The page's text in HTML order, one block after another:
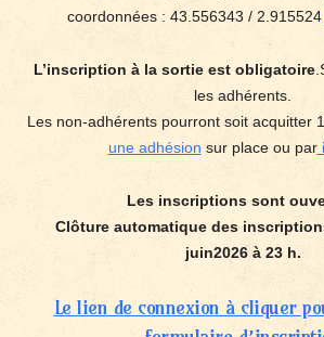
coordonnées : 43.556343 /
L’inscription à la sortie est obligatoire
les adhérents.
Les non-adhérents pourront soit acquitter
une adhésion sur place ou par
Les inscriptions sont
Clôture automatique des
juin2026 à 23 h.
Le lien de connexion à cliquer